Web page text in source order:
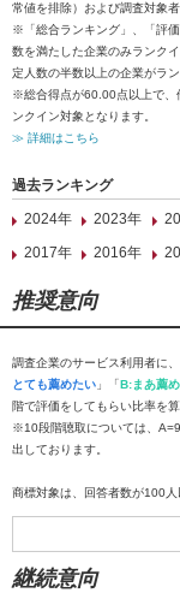
常値を排除）および調査対象
※「総合ランキング」、「評
数を満たした企業のみランク
定人数の半数以上の企業がラ
※総合得点が60.00点以上で、
ンクイン対象となります。
≫ 詳細はこちら
過去ランキング
2024年
2023年
2017年
2016年
推奨意向
調査企業のサービス利用者に
とても薦めたい 」「B:まあ薦
階で評価をしてもらい比率を算
※10段階聴取については、
出しております。
商標対象は、回答者数が100人
継続意向